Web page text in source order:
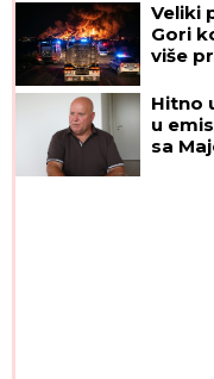
Veliki
Gori
više
Hitno
u
sa